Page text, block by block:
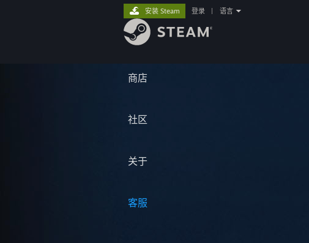
商店
社区
关于
客服
安装 Steam 登录 语言